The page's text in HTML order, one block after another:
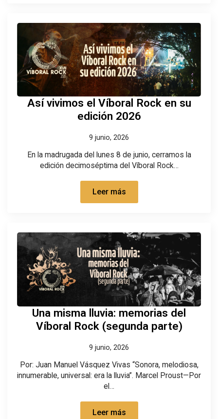
Así vivimos el Víboral Rock en su
edición 2026
9 junio, 2026
En la madrugada del lunes 8 de junio, cerramos la
edición decimoséptima del Víboral Rock…
Leer más
Una misma lluvia: memorias del
Víboral Rock (segunda parte)
9 junio, 2026
Por: Juan Manuel Vásquez Vivas “Sonora, melodiosa,
innumerable, universal: era la lluvia”. Marcel Proust—Por
el…
Leer más